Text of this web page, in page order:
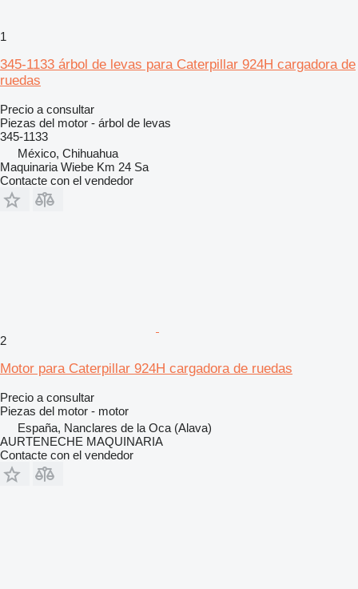
1
345-1133 árbol de levas para Caterpillar 924H cargadora de
ruedas
Precio a consultar
Piezas del motor - árbol de levas
345-1133
México, Chihuahua
Maquinaria Wiebe Km 24 Sa
Contacte con el vendedor
2
Motor para Caterpillar 924H cargadora de ruedas
Precio a consultar
Piezas del motor - motor
España, Nanclares de la Oca (Alava)
AURTENECHE MAQUINARIA
Contacte con el vendedor